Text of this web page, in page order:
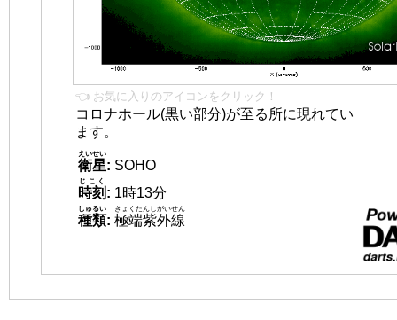
👈 お気に入りのアイコンをクリック！
コロナホール(黒い部分)が至る所に現れてい
ます。
衛星
えいせい
: SOHO
時刻
じこく
: 1時13分
種類
しゅるい
: 極端紫外線
きょくたんしがいせん